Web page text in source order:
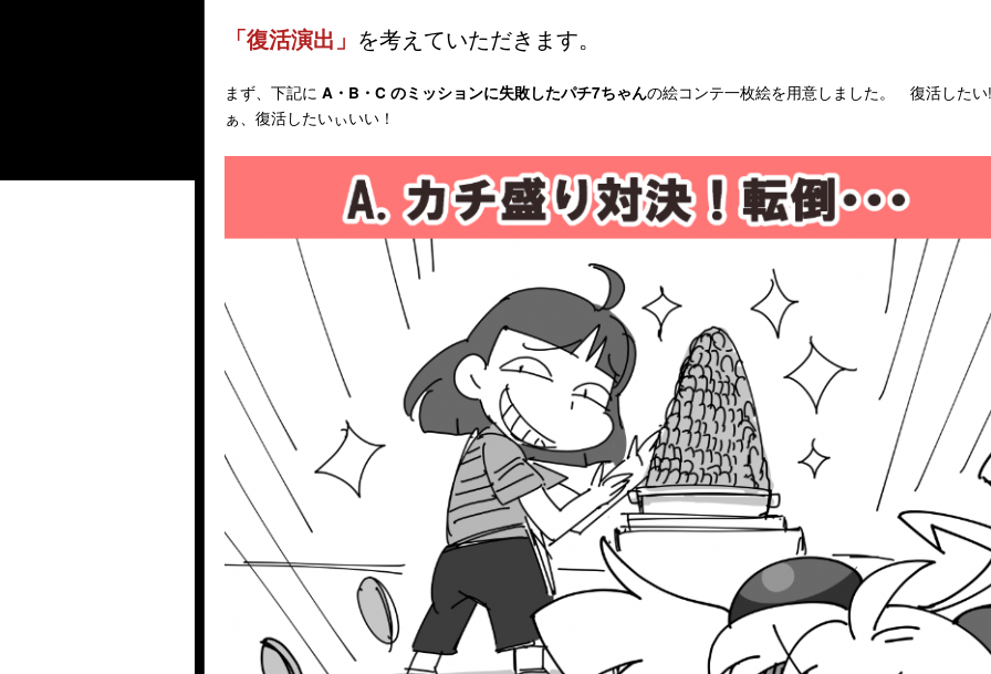
「復活演出」 を考えていただきます。
まず、下記に A・B・C のミッションに失敗したパチ7ちゃんの絵コンテ一枚絵を用意しました。 復活した
ぁ、復活したいぃいい！